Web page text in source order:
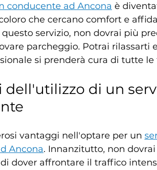
conducente ad Ancona è
che cercano comfort e
questo servizio, non dovrai più
parcheggio. Potrai rilassarti
si prenderà cura di tutte
dell'utilizzo di un
vantaggi nell'optare per un
Ancona. Innanzitutto, non
dover affrontare il traffico